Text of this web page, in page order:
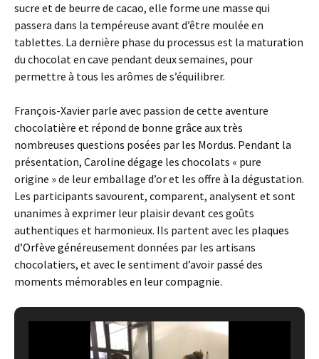
sucre et de beurre de cacao, elle forme une masse qui
passera dans la tempéreuse avant d’être moulée en
tablettes. La dernière phase du processus est la maturation
du chocolat en cave pendant deux semaines, pour
permettre à tous les arômes de s’équilibrer.
François-Xavier parle avec passion de cette aventure
chocolatière et répond de bonne grâce aux très
nombreuses questions posées par les Mordus. Pendant la
présentation, Caroline dégage les chocolats « pure
origine » de leur emballage d’or et les offre à la dégustation.
Les participants savourent, comparent, analysent et sont
unanimes à exprimer leur plaisir devant ces goûts
authentiques et harmonieux. Ils partent avec les plaques
d’Orfève généreusement données par les artisans
chocolatiers, et avec le sentiment d’avoir passé des
moments mémorables en leur compagnie.